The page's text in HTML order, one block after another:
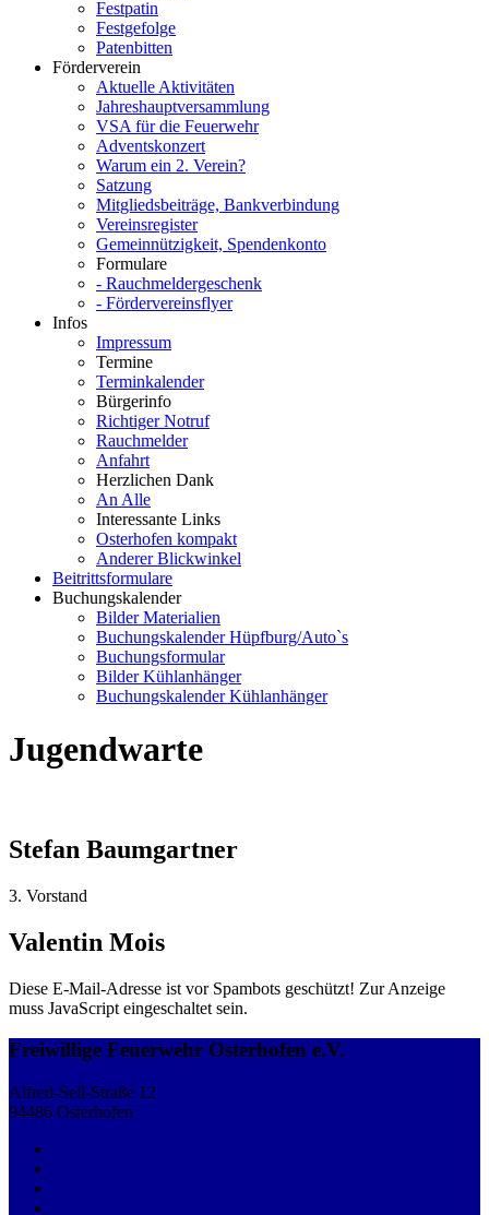
Festpatin
Festgefolge
Patenbitten
Förderverein
Aktuelle Aktivitäten
Jahreshauptversammlung
VSA für die Feuerwehr
Adventskonzert
Warum ein 2. Verein?
Satzung
Mitgliedsbeiträge, Bankverbindung
Vereinsregister
Gemeinnützigkeit, Spendenkonto
Formulare
- Rauchmeldergeschenk
- Fördervereinsflyer
Infos
Impressum
Termine
Terminkalender
Bürgerinfo
Richtiger Notruf
Rauchmelder
Anfahrt
Herzlichen Dank
An Alle
Interessante Links
Osterhofen kompakt
Anderer Blickwinkel
Beitrittsformulare
Buchungskalender
Bilder Materialien
Buchungskalender Hüpfburg/Auto`s
Buchungsformular
Bilder Kühlanhänger
Buchungskalender Kühlanhänger
Jugendwarte
Stefan Baumgartner
3. Vorstand
Valentin Mois
Diese E-Mail-Adresse ist vor Spambots geschützt! Zur Anzeige
muss JavaScript eingeschaltet sein.
Freiwillige Feuerwehr Osterhofen e.V.
Alfred-Sell-Straße 12
94486 Osterhofen